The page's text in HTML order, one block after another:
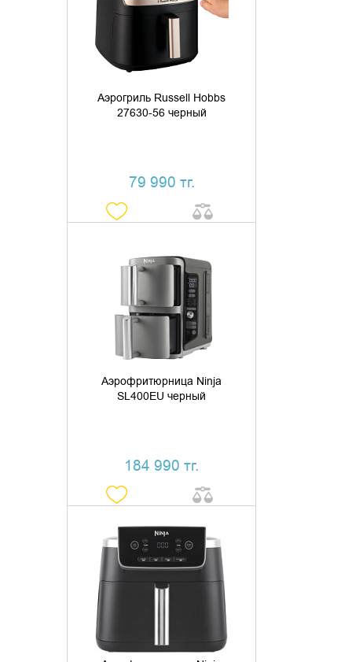
Аэрогриль Russell Hobbs
27630-56 черный
79 990 тг.
КУПИТЬ В 1 КЛИК
Аэрофритюрница Ninja
SL400EU черный
184 990 тг.
ДОБАВИТЬ В КОРЗИНУ
КУПИТЬ В 1 КЛИК
ДОБАВИТЬ В КОРЗИНУ
КУПИТЬ В 1 КЛИК